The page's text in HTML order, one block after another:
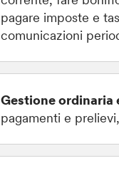
pagare imposte e
comunicazioni
Gestione ordinaria
pagamenti e